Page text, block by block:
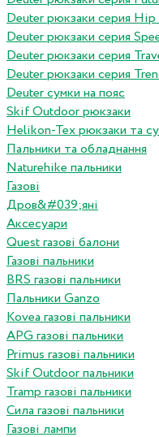
Deuter рюкзаки серия Hip
Deuter рюкзаки серия
Deuter рюкзаки серия
Deuter рюкзаки серия
Deuter сумки на пояс
Skif Outdoor рюкзаки
Helikon-Tex рюкзаки та
Пальники та обладнання
Naturehike пальники
Газові
Дров&#039;яні
Аксесуари
Quest газові балони
Газові пальники
BRS газові пальники
Пальники Ganzo
Kovea газові пальники
APG газові пальники
Primus газові пальники
Skif Outdoor пальники
Tramp газові пальники
Сила газові пальники
Газові лампи